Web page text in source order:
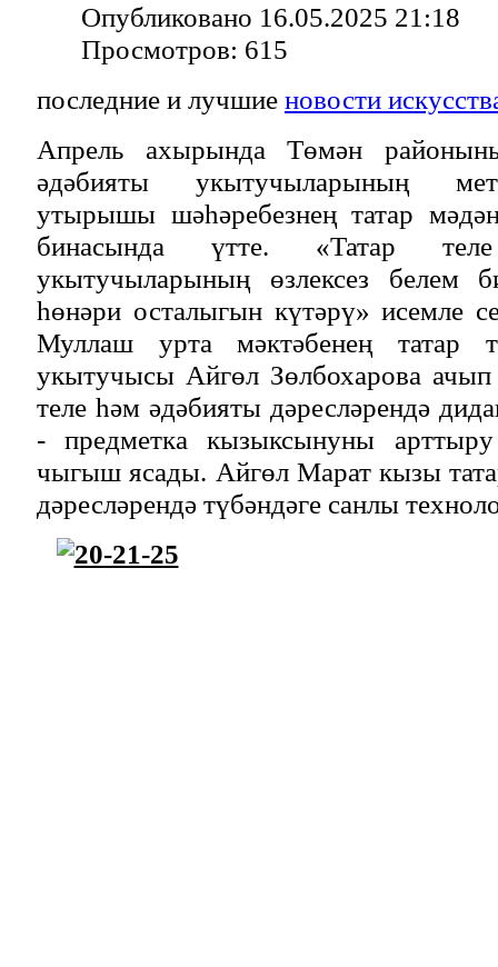
Опубликовано 16.05.2025 21:18
Просмотров: 615
последние и лучшие новости
Апрель ахырында Төмән
әдәбияты укытучыларының
утырышы шәhәребезнең татар
бинасында үтте. «Татар
укытучыларының өзлексез белем
һөнәри осталыгын күтәрү» исемле
Муллаш урта мәктәбенең татар
укытучысы Айгөл Зөлбохарова
теле һәм әдәбияты дәресләрендә
- предметка кызыксынуны
чыгыш ясады. Айгөл Марат кызы
дәресләрендә түбәндәге санлы